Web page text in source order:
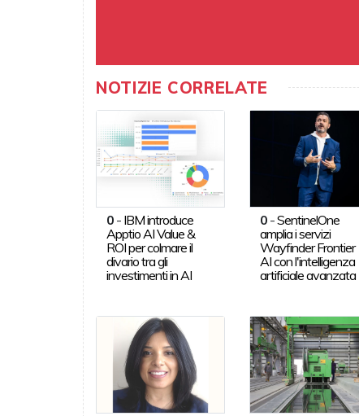
NOTIZIE CORRELATE
0- IBM introduce
Apptio AI Value &
ROI per colmare il
divario tra gli
investimenti in AI
0 -SentinelOne
amplia i servizi
Wayfinder Frontier
AI con l'intelligenza
artificiale avanzata